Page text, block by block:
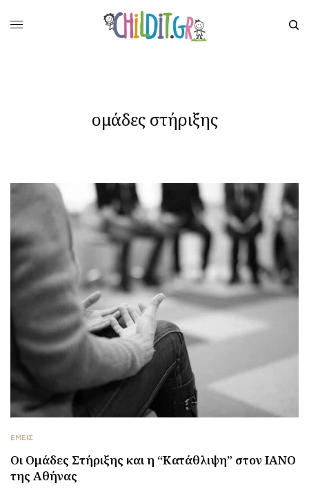
ομάδες στήριξης
ΕΜΕΙΣ
Οι Ομάδες Στήριξης και η “Κατάθλιψη” στον ΙΑΝΟ
της Αθήνας